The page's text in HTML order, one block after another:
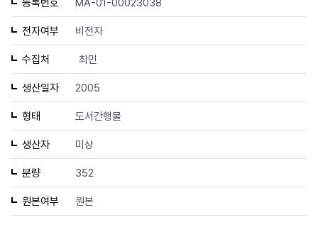
등록번호 MA-01-00023038
전자여부 비전자
수집처 최민
생산일자 2005
형태 도서간행물
생산자 미상
분량 352
원본여부 원본